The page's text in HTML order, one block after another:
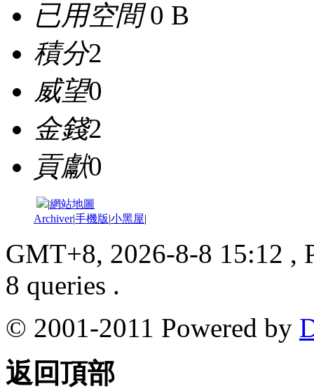
已用空間0 B
積分2
威望0
金錢2
貢獻0
|網站地圖
Archiver|手機版|小黑屋|
GMT+8, 2026-8-8 15:12 ,
8 queries .
© 2001-2011 Powered by
返回頂部